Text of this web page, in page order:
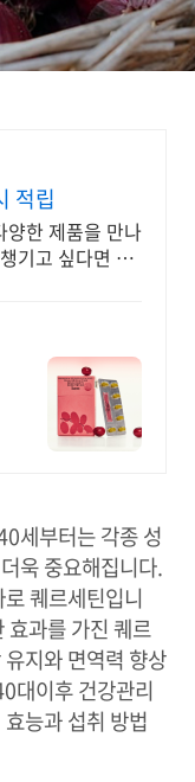
적립
양한 제품을 만나
기고 싶다면 로
세부터는 각종 성
욱 중요해집니다.
퀘르세틴입니
효과를 가진 퀘르
지와 면역력 향상
대이후 건강관리
능과 섭취 방법